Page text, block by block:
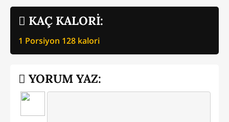
KAÇ KALORİ:
1 Porsiyon 128 kalori
YORUM YAZ: